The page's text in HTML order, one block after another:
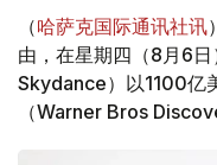
（哈萨克国际通讯社讯
由，在星期四（8月6
Skydance）以1100亿
（Warner Bros